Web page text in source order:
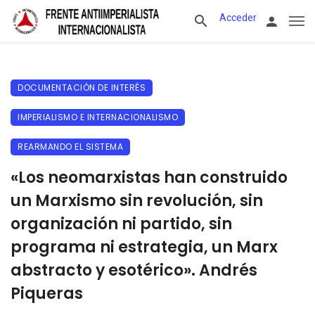
Acceder
DOCUMENTACIÓN DE INTERÉS
IMPERIALISMO E INTERNACIONALISMO
REARMANDO EL SISTEMA
«Los neomarxistas han construido
un Marxismo sin revolución, sin
organización ni partido, sin
programa ni estrategia, un Marx
abstracto y esotérico». Andrés
Piqueras